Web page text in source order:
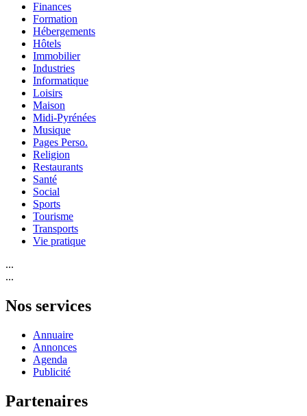
Finances
Formation
Hébergements
Hôtels
Immobilier
Industries
Informatique
Loisirs
Maison
Midi-Pyrénées
Musique
Pages Perso.
Religion
Restaurants
Santé
Social
Sports
Tourisme
Transports
Vie pratique
...
...
Nos services
Annuaire
Annonces
Agenda
Publicité
Partenaires